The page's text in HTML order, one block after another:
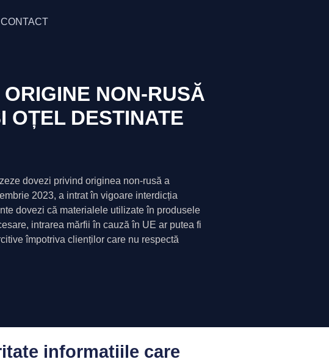
CONTACT
NON-RUSĂ
OȚEL DESTINATE
dovezi privind originea non-rusă a
2023, a intrat în vigoare interdicția
dovezi că materialele utilizate în produsele
intrarea mărfii în cauză în UE ar putea fi
împotriva clienților care nu respectă
informatiile care